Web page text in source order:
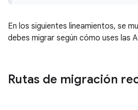
En los siguientes lineamientos, se
debes migrar según cómo uses las
Rutas de migración